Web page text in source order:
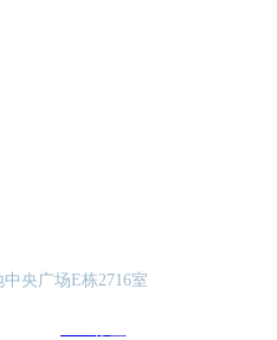
央广场E栋2716室